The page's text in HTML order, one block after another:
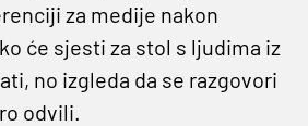
za medije nakon
će sjesti za stol s ljudima iz
no izgleda da se razgovori
odvili.